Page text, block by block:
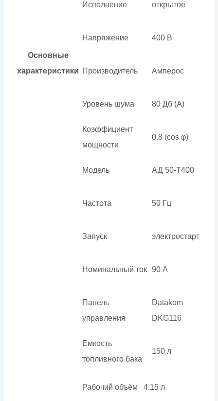
Основные
характеристики
Исполнение открытое
Напряжение 400 В
Производитель Амперос
Уровень шума 80 Дб (А)
Коэффициент
мощности
0.8 (cos φ)
Модель АД 50-Т400
Частота 50 Гц
Запуск электростарт
Номинальный ток 90 А
Панель
управления
Datakom
DKG116
Емкость
топливного бака
150 л
Рабочий объём 4.15 л